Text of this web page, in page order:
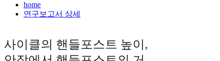
home
연구보고서 상세
사이클의 핸들포스트 높이,